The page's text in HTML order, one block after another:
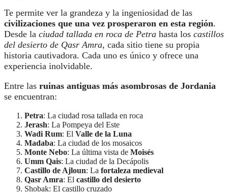
Te permite ver la grandeza y la ingeniosidad de las
civilizaciones que una vez prosperaron en esta región.
Desde la ciudad tallada en roca de Petra hasta los castillos
del desierto de Qasr Amra, cada sitio tiene su propia
historia cautivadora. Cada uno es único y ofrece una
experiencia inolvidable.
Entre las ruinas antiguas más asombrosas de Jordania
se encuentran:
Petra: La ciudad rosa tallada en roca
Jerash: La Pompeya del Este
Wadi Rum: El Valle de la Luna
Madaba: La ciudad de los mosaicos
Monte Nebo: La última vista de Moisés
Umm Qais: La ciudad de la Decápolis
Castillo de Ajloun: La fortaleza medieval
Qasr Amra: El castillo del desierto
Shobak: El castillo cruzado